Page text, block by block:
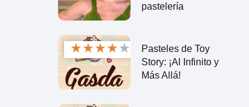
pastelería
★★★★★
Pasteles de Toy
Story: ¡Al Infinito y
Más Allá!